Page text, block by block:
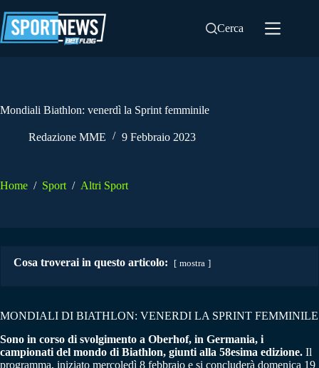
al
contenuto
Cerca
Mondiali Biathlon: venerdì la Sprint femminile
Redazione MME 9 Febbraio 2023
Home / Sport / Altri Sport
Cosa troverai in questo articolo: mostra
MONDIALI DI BIATHLON: VENERDI LA SPRINT FEMMINILE
Sono in corso di svolgimento a Oberhof, in Germania, i
campionati del mondo di Biathlon, giunti alla 58esima edizione. Il
programma, iniziato mercoledì 8 febbraio e si concluderà domenica 19